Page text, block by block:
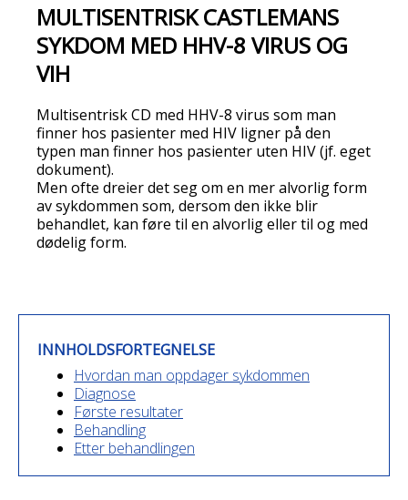
MULTISENTRISK CASTLEMANS
SYKDOM MED HHV-8 VIRUS OG
VIH
Multisentrisk CD med HHV-8 virus som man
finner hos pasienter med HIV ligner på den
typen man finner hos pasienter uten HIV (jf. eget
dokument).
Men ofte dreier det seg om en mer alvorlig form
av sykdommen som, dersom den ikke blir
behandlet, kan føre til en alvorlig eller til og med
dødelig form.
INNHOLDSFORTEGNELSE
Hvordan man oppdager sykdommen
Diagnose
Første resultater
Behandling
Etter behandlingen